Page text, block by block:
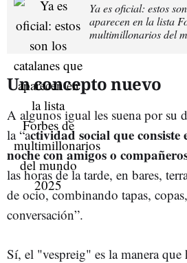
Ya es oficial: estos
aparecen en la lista
multimillonarios del
Un concepto nuevo
A algunos igual les suena por su
la “actividad social que consiste
noche con amigos o
las horas de la tarde, en bares,
de ocio, combinando tapas,
conversación”.
Sí, el "vespreig" es la manera